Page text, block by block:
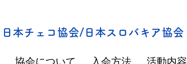
​日本チェコ協会/日本スロバキア協会
協会について 入会方法 活動内容